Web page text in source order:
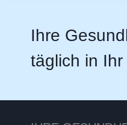
Ihre
täglich in